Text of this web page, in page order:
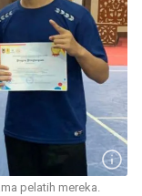
pelatih mereka.